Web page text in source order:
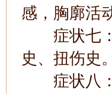
感，胸廓活
症状七：
史、扭伤史。
症状八：